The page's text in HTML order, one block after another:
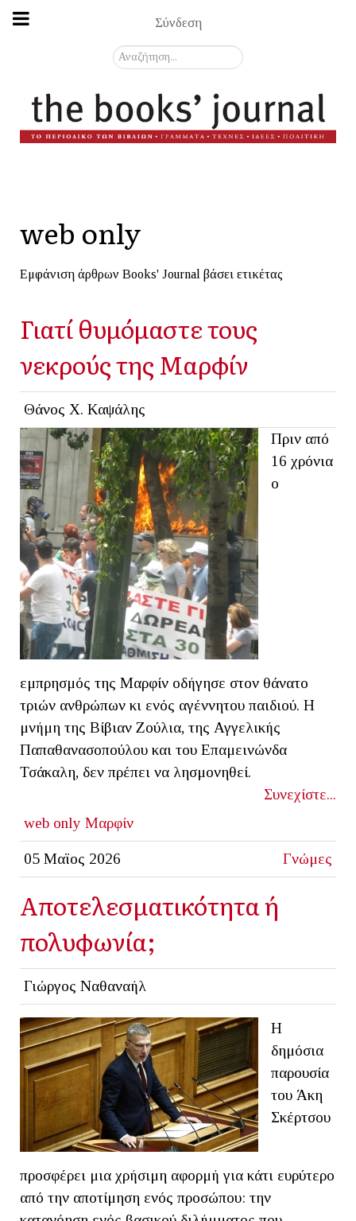
Σύνδεση
Αναζήτηση...
web only
Εμφάνιση άρθρων Books' Journal βάσει ετικέτας
Γιατί θυμόμαστε τους
νεκρούς της Μαρφίν
Θάνος Χ. Καψάλης
Πριν από
16 χρόνια
ο
εμπρησμός της Μαρφίν οδήγησε στον θάνατο
τριών ανθρώπων κι ενός αγέννητου παιδιού. Η
μνήμη της Βίβιαν Ζούλια, της Αγγελικής
Παπαθανασοπούλου και του Επαμεινώνδα
Τσάκαλη, δεν πρέπει να λησμονηθεί.
Συνεχίστε...
web only Μαρφίν
05 Μαϊος 2026 Γνώμες
Αποτελεσματικότητα ή
πολυφωνία;
Γιώργος Ναθαναήλ
Η
δημόσια
παρουσία
του Άκη
Σκέρτσου
προσφέρει μια χρήσιμη αφορμή για κάτι ευρύτερο
από την αποτίμηση ενός προσώπου: την